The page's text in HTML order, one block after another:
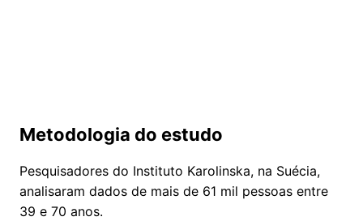
Metodologia do estudo
Pesquisadores do Instituto Karolinska, na Suécia,
analisaram dados de mais de 61 mil pessoas entre
39 e 70 anos.